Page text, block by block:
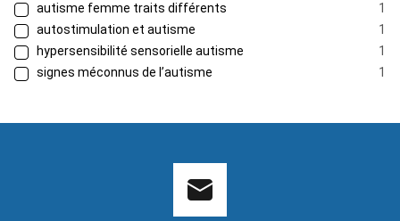
autisme femme traits différents
1
autostimulation et autisme
1
hypersensibilité sensorielle autisme
1
signes méconnus de l’autisme
1